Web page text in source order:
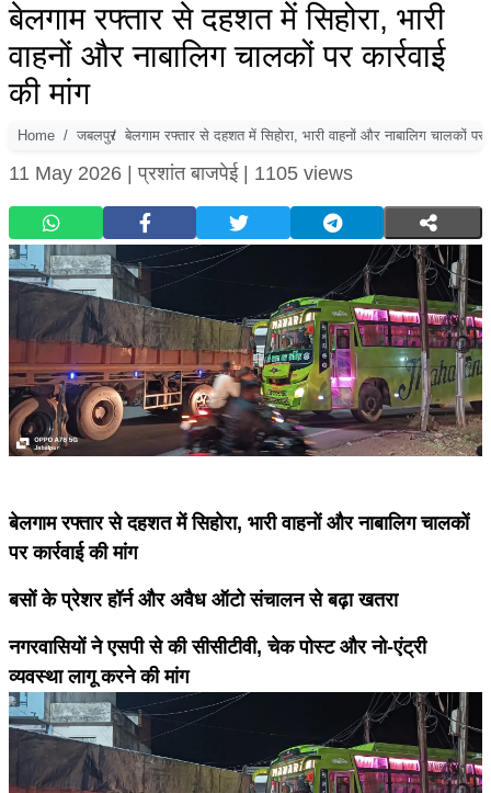
बेलगाम रफ्तार से दहशत में सिहोरा, भारी
वाहनों और नाबालिग चालकों पर कार्रवाई
की मांग
Home जबलपुर बेलगाम रफ्तार से दहशत में सिहोरा, भारी वाहनों और नाबालिग चालकों पर
11 May 2026 |प्रशांत बाजपेई | 1105 views
बेलगाम रफ्तार से दहशत में सिहोरा, भारी वाहनों और नाबालिग चालकों
पर कार्रवाई की मांग
बसों के प्रेशर हॉर्न और अवैध ऑटो संचालन से बढ़ा खतरा
नगरवासियों ने एसपी से की सीसीटीवी, चेक पोस्ट और नो-एंट्री
व्यवस्था लागू करने की मांग